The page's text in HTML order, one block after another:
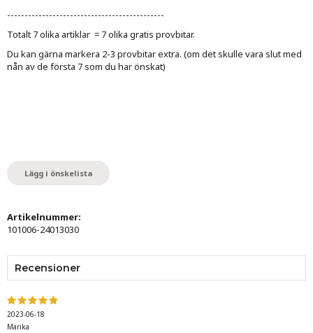
---------------------------------------------
Totalt 7 olika artiklar = 7 olika gratis provbitar.
Du kan gärna markera 2-3 provbitar extra. (om det skulle vara slut med
nån av de första 7 som du har önskat)
Lägg i önskelista
Artikelnummer:
101006-24013030
Recensioner
2023-06-18
Marika